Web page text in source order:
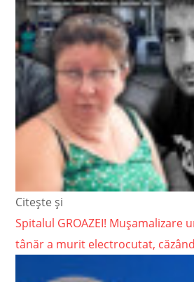
Citește și
Spitalul GROAZEI! Mușamalizare
tânăr a murit electrocutat,